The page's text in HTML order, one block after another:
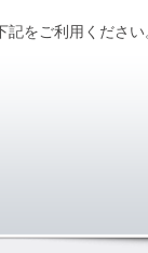
記をご利用ください